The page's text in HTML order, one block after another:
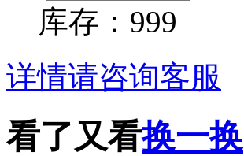
库存： 999
详情请咨询客服
看了又看换一换